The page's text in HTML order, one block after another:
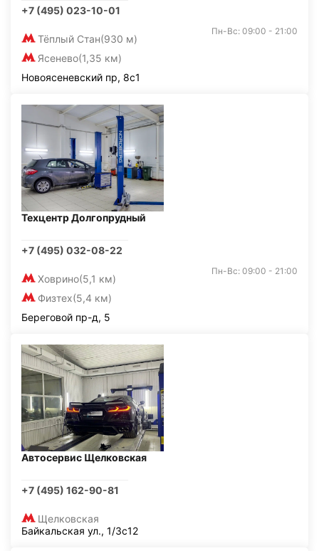
+7 (495) 023-10-01
Тёплый Стан(930 м)
Ясенево(1,35 км)
Пн-Вс: 09:00 - 21:00
Новоясеневский пр, 8с1
Техцентр Долгопрудный
+7 (495) 032-08-22
Ховрино(5,1 км)
Физтех(5,4 км)
Пн-Вс: 09:00 - 21:00
Береговой пр-д, 5
Автосервис Щелковская
+7 (495) 162-90-81
Щелковская
Байкальская ул., 1/3с12